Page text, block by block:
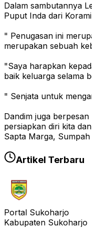
Dalam sambutannya
Puput Inda dari
" Penugasan ini
merupakan sebuah
"Saya harapkan
baik keluarga selama
" Senjata untuk
Dandim juga
persiapkan diri kita
Sapta Marga,
Artikel Terbaru
Portal Sukoharjo
Kabupaten Sukoharjo